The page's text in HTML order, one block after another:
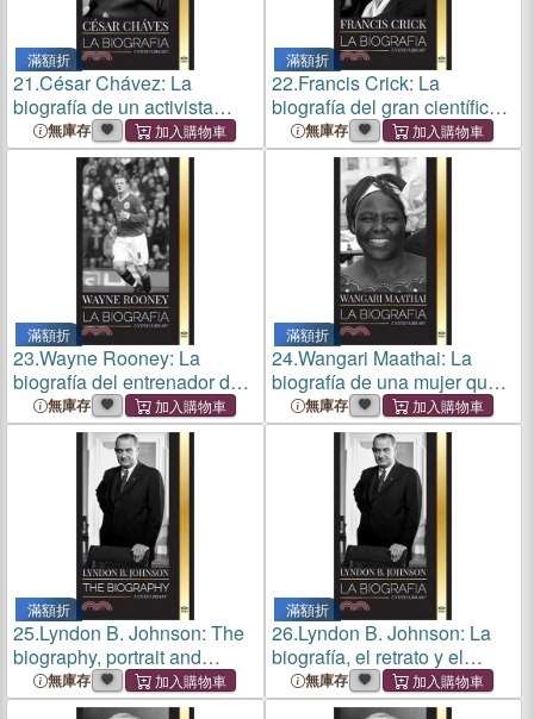
滿額折
21.César Chávez: La
biografía de un activista
estadounidense de los
derechos civiles y sus
cruzadas sindicales
無庫存
滿額折
22.Francis Crick: La
biografía del gran científico
británico que identificó la
estructura del ADN y su
búsqueda del alma
無庫存
滿額折
23.Wayne Rooney: La
biografía del entrenador de
fútbol profesional inglés y su
década en la premier league
無庫存
滿額折
24.Wangari Maathai: La
biografía de una mujer que
ganó un premio nobel de la
paz tras plantar millones de
無庫存
滿額折
25.Lyndon B. Johnson: The
biography, portrait and
triumph of an American
dreamer and President
無庫存
滿額折
26.Lyndon B. Johnson: La
biografía, el retrato y el
triunfo de un soñador y
Presidente americano
無庫存